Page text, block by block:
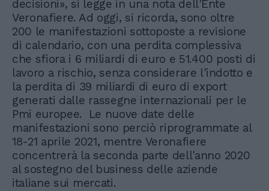
decisioni», si legge in una nota dell'Ente
Veronafiere. Ad oggi, si ricorda, sono oltre
200 le manifestazioni sottoposte a revisione
di calendario, con una perdita complessiva
che sfiora i 6 miliardi di euro e 51.400 posti di
lavoro a rischio, senza considerare l'indotto e
la perdita di 39 miliardi di euro di export
generati dalle rassegne internazionali per le
Pmi europee. Le nuove date delle
manifestazioni sono perciò riprogrammate al
18-21 aprile 2021, mentre Veronafiere
concentrerà la seconda parte dell'anno 2020
al sostegno del business delle aziende
italiane sui mercati.